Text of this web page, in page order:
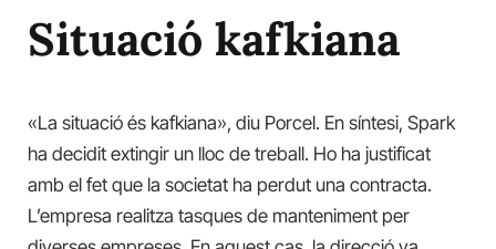
Situació kafkiana
«La situació és kafkiana», diu Porcel. En síntesi, Spark
ha decidit extingir un lloc de treball. Ho ha justificat
amb el fet que la societat ha perdut una contracta.
L’empresa realitza tasques de manteniment per